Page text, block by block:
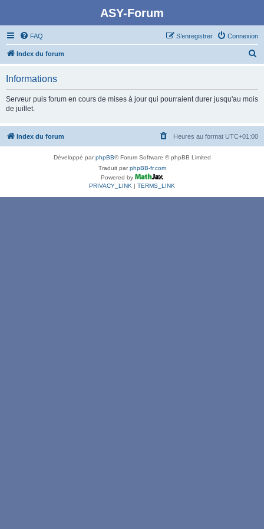
ASY-Forum
FAQ Connexion
S’enregistrer
Index du forum
c
Informations
Serveur puis forum en cours de mises à jour qui pourraient durer jusqu'au mois
de juillet.
Index du forum Heures au format UTC+01:00
Développé parphpBB® Forum Software © phpBB Limited
Traduit parphpBB-fr.com
Powered by
PRIVACY_LINK | TERMS_LINK